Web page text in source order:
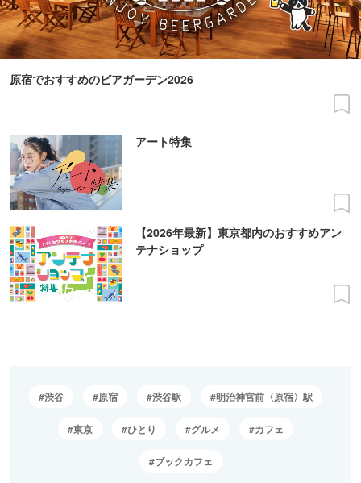
原宿でおすすめのビアガーデン2026
アート特集
【2026年最新】東京都内のおすすめアン
テナショップ
渋谷 原宿 渋谷駅 明治神宮前〈原宿〉駅
東京 ひとり グルメ カフェ
ブックカフェ